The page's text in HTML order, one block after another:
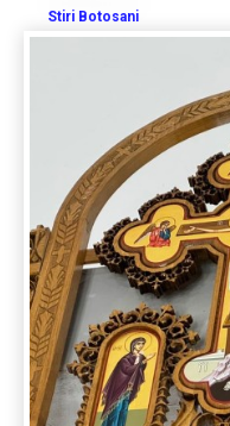
Stiri Botosani